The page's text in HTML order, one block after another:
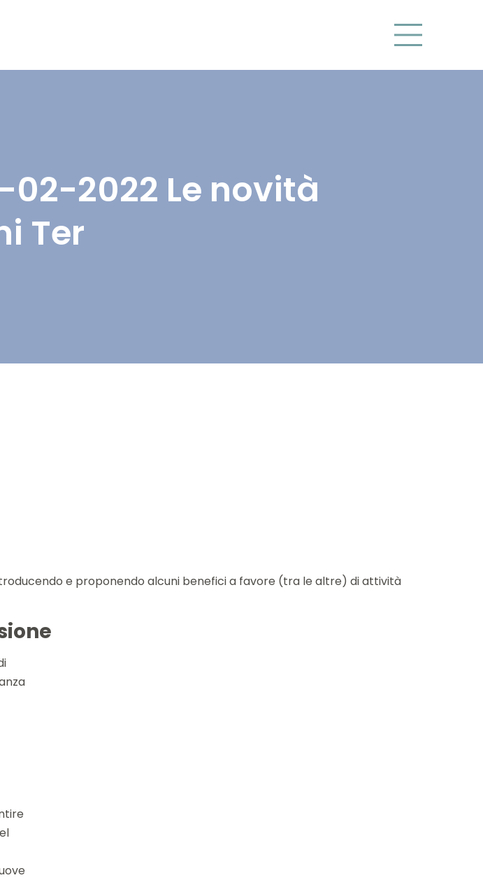
02-2022 Le novità
Ter
e proponendo alcuni benefici a favore (tra le altre) di attività